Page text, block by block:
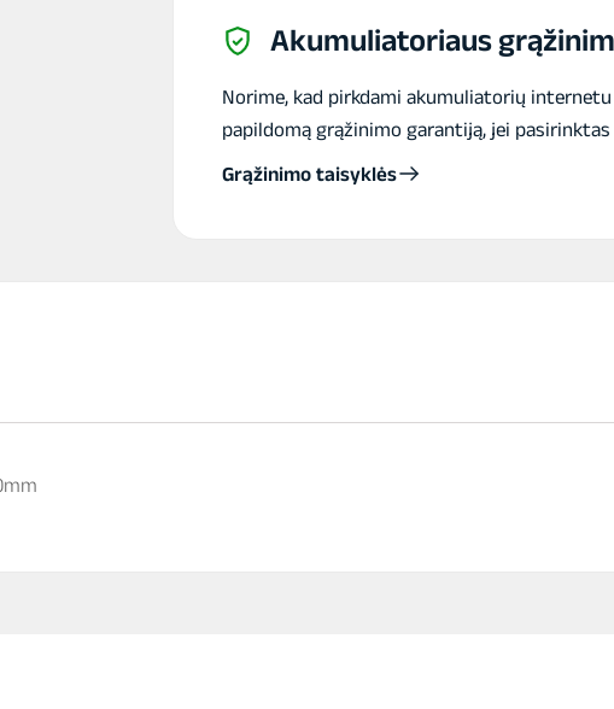
Akumuliatoriaus
Norime, kad pirkdami akumuliatorių
papildomą grąžinimo garantiją, jei
Grąžinimo taisyklės